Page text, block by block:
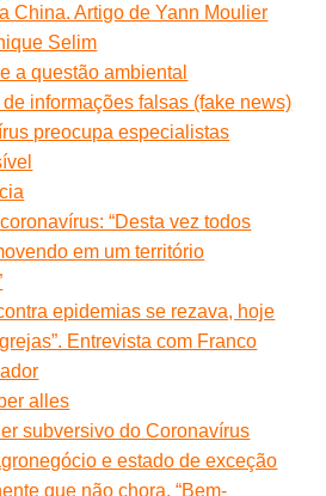
China. Artigo de Yann Moulier
Selim
a questão ambiental
informações falsas (fake news)
preocupa especialistas
“Desta vez todos
em um território
epidemias se rezava, hoje
Entrevista com Franco
alles
subversivo do Coronavírus
e estado de exceção
que não chora. “Bem-